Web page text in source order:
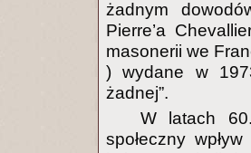
żadnym
Pierre’a
masonerii we
) wydane w
żadnej”.
W latach
społeczny